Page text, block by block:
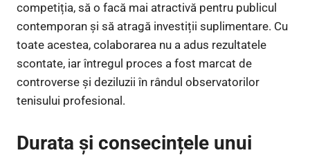
competiția, să o facă mai atractivă pentru publicul
contemporan și să atragă investiții suplimentare. Cu
toate acestea, colaborarea nu a adus rezultatele
scontate, iar întregul proces a fost marcat de
controverse și deziluzii în rândul observatorilor
tenisului profesional.
Durata și consecințele unui